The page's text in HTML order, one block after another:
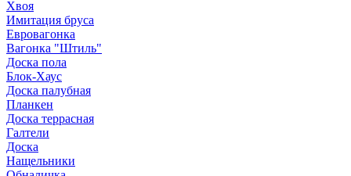
Хвоя
Имитация бруса
Евровагонка
Вагонка "Штиль"
Доска пола
Блок-Хаус
Доска палубная
Планкен
Доска террасная
Галтели
Доска
Нащельники